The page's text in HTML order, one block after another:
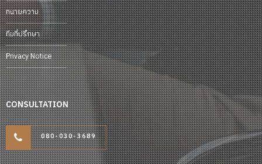
ทนายความ
ทีมที่ปรึกษา
Privacy Notice
CONSULTATION
080-030-3689